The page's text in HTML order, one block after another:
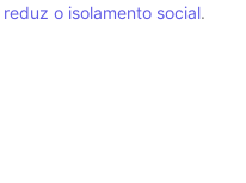
reduz o isolamento social.